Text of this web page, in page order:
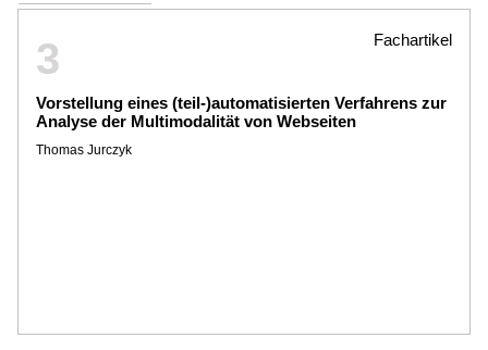
3 Fachartikel
Vorstellung eines (teil-)automatisierten Verfahrens zur
Analyse der Multimodalität von Webseiten
Thomas Jurczyk